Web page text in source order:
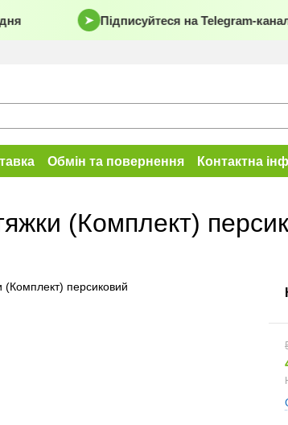
➤ Підписуйтеся на Telegram-канал
Обмін та повернення Контактна
(Комплект)